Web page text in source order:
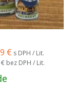
€ s DPH / Lit.
bez DPH / Lit.